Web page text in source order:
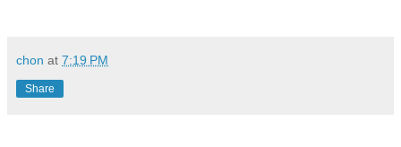
chon at 7:19 PM
Share